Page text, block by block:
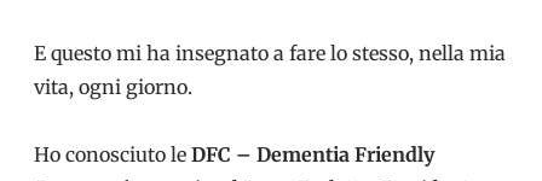
E questo mi ha insegnato a fare lo stesso, nella mia
vita, ogni giorno.
Ho conosciuto le DFC – Dementia Friendly